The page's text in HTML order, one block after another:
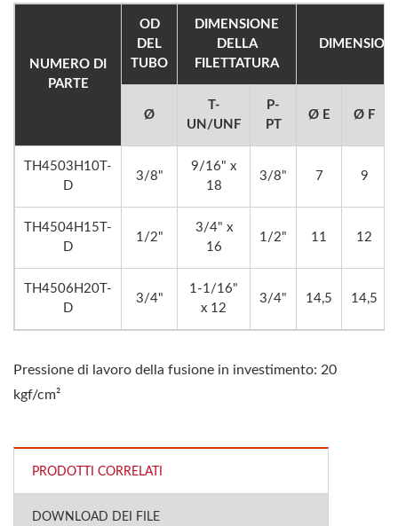
NUMERO DI
PARTE
OD
DEL
TUBO
DIMENSIONE
DELLA
FILETTATURA
DIMENSIONI
Ø
T-
UN/UNF
P-
PT
Ø E Ø F
TH4503H10T-
D
3/8"
9/16" x
18
3/8" 7 9
TH4504H15T-
D
1/2"
3/4" x
16
1/2" 11 12
TH4506H20T-
D
3/4"
1-1/16"
x 12
3/4" 14,5 14,5
Pressione di lavoro della fusione in investimento: 20
kgf/cm²
PRODOTTI CORRELATI
DOWNLOAD DEI FILE